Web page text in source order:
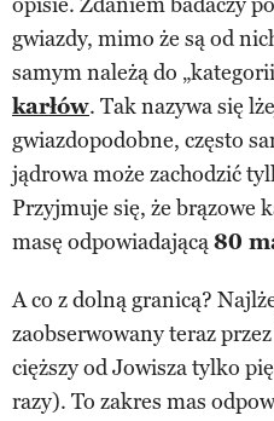
gwiazdy, mimo że są od
samym należą do
karłów. Tak nazywa się
gwiazdopodobne, często
jądrowa może zachodzić
Przyjmuje się, że brązowe
masę odpowiadającą80
A co z dolną granicą?
zaobserwowany teraz
cięższy od Jowisza tylko
razy). To zakres mas